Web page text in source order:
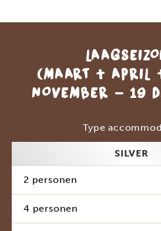
(MAART +
NOVEMBER - 19
Type
SILVER
2 personen
4 personen